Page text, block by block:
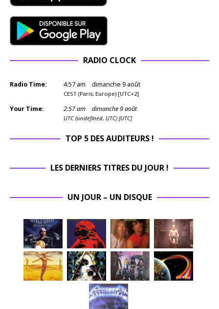
RADIO CLOCK
Radio Time: 4:57 am dimanche 9 août
CEST (Paris, Europe) [UTC+2]
Your Time: 2:57am dimanche 9 août
UTC (undefined, UTC) [UTC]
TOP 5 DES AUDITEURS !
LES DERNIERS TITRES DU JOUR !
UN JOUR – UN DISQUE